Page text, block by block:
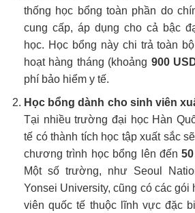
thống học bổng toàn phần do
cung cấp, áp dụng cho cả bậc
học. Học bổng này chi trả toàn
hoạt hàng tháng (khoảng 900
phí bảo hiểm y tế.
Học bổng dành cho sinh viên
Tại nhiều trường đại học Hàn
tế có thành tích học tập xuất sắc
chương trình học bổng lên đến
Một số trường, như Seoul
Yonsei University, cũng có các gói
viên quốc tế thuộc lĩnh vực đặc